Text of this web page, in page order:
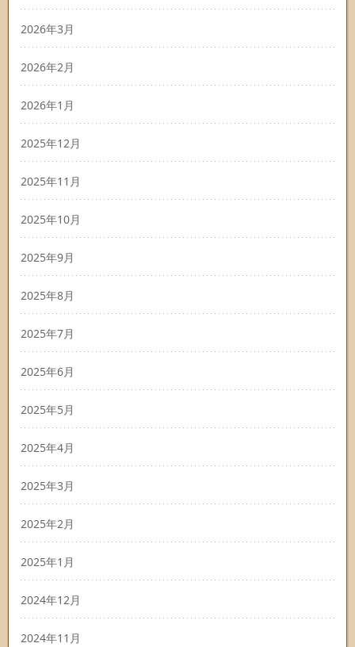
2026年3月
2026年2月
2026年1月
2025年12月
2025年11月
2025年10月
2025年9月
2025年8月
2025年7月
2025年6月
2025年5月
2025年4月
2025年3月
2025年2月
2025年1月
2024年12月
2024年11月